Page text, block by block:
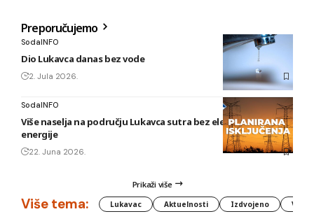
Preporučujemo
SodaINFO
Dio Lukavca danas bez vode
2. Jula 2026.
SodaINFO
Više naselja na području Lukavca sutra bez električne
energije
22. Juna 2026.
Prikaži više
Više tema: Lukavac Aktuelnosti Izdvojeno